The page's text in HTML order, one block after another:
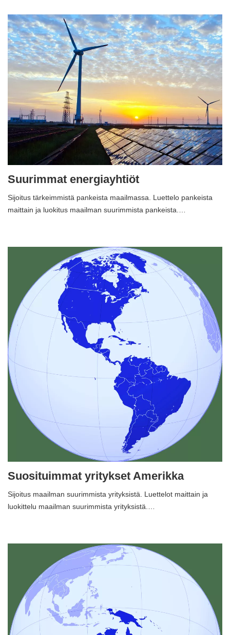
Suurimmat energiayhtiöt
Sijoitus tärkeimmistä pankeista maailmassa. Luettelo pankeista
maittain ja luokitus maailman suurimmista pankeista.…
Suosituimmat yritykset Amerikka
Sijoitus maailman suurimmista yrityksistä. Luettelot maittain ja
luokittelu maailman suurimmista yrityksistä.…